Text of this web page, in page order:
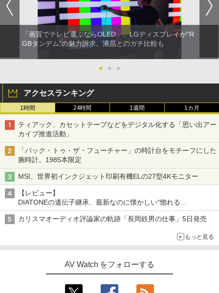
「画質でテレビ選ぶならOLED」、LGディスプレイが“R
GBタンデム”の魅力訴求。液晶とのガチ比較も
● ● ●
アクセスランキング
1時間 24時間 1週間 1カ月
ティアック、カセットテープなどをデジタル化する「思い出アー
カイブ推進活動」
「バック・トゥ・ザ・フューチャー」の時計台をモチーフにした
腕時計。1985本限定
MSI、世界初インクジェット印刷有機ELの27型4Kモニター
【レビュー】
DIATONEの遺伝子継承、最新なのに懐かしい“惚れる
音”Tecnologia e Cuore「DS-TC52B」を聴く
カリスマオーディオ評論家の軌跡「長岡鉄男の仕事」5日発売
もっと見る
AV Watch をフォローする